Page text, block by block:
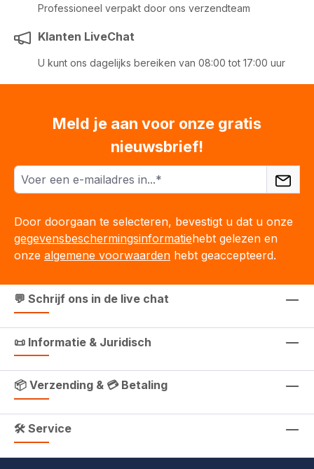
Professioneel verpakt door ons verzendteam
Klanten LiveChat
U kunt ons dagelijks bereiken van 08:00 tot 17:00 uur
Meld je aan voor onze gratis
nieuwsbrief!
Door doorgaan te selecteren, bevestigt u dat u onze
gegevensbeschermingsinformatiehebt gelezen en
onze algemene voorwaarden hebt geaccepteerd.
💬 Schrijf ons in de live chat
📜 Informatie & Juridisch
📦 Verzending & 💳 Betaling
🛠 Service